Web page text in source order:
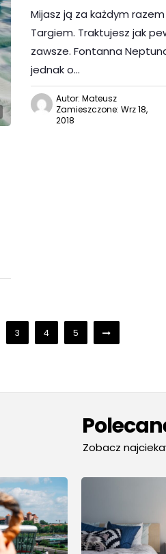
Mijasz ją za każdym
Targiem. Traktujesz jak
zawsze. Fontanna
jednak o…
Autor: Mateusz
Zamieszczone: Wrz 18,
2018
3 4 5
Zobacz